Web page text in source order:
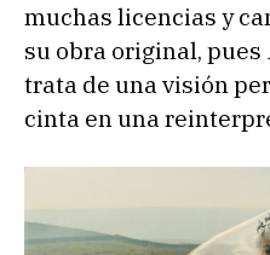
muchas licencias y
su obra original, pues
trata de una visión
cinta en una